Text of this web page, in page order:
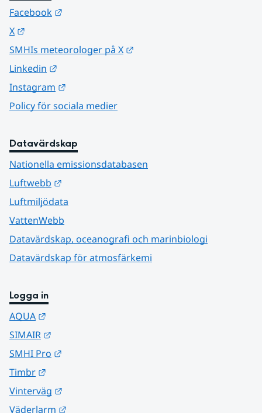
Facebook
X
SMHIs meteorologer på X
Linkedin
Instagram
Policy för sociala medier
Datavärdskap
Nationella emissionsdatabasen
Luftwebb
Luftmiljödata
VattenWebb
Datavärdskap, oceanografi och marinbiologi
Datavärdskap för atmosfärkemi
Logga in
AQUA
SIMAIR
SMHI Pro
Timbr
Vinterväg
Väderlarm